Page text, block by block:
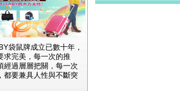
袋鼠牌成立已數十年，
求完美，每一次的推
經過層層把關，每一次
都要兼具人性與不斷突